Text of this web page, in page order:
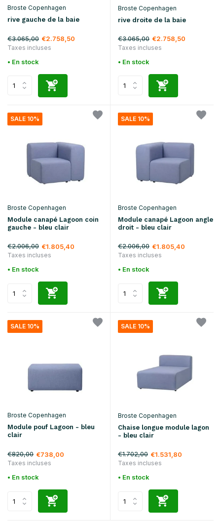
Broste Copenhagen
rive gauche de la baie
€3.065,00 €2.758,50
Taxes incluses
• En stock
Broste Copenhagen
rive droite de la baie
€3.065,00 €2.758,50
Taxes incluses
• En stock
SALE 10%
Broste Copenhagen
Module canapé Lagoon coin
gauche - bleu clair
€2.006,00 €1.805,40
Taxes incluses
• En stock
SALE 10%
Broste Copenhagen
Module canapé Lagoon angle
droit - bleu clair
€2.006,00 €1.805,40
Taxes incluses
• En stock
SALE 10%
Broste Copenhagen
Module pouf Lagoon - bleu
clair
€820,00 €738,00
Taxes incluses
• En stock
SALE 10%
Broste Copenhagen
Chaise longue module lagon
- bleu clair
€1.702,00 €1.531,80
Taxes incluses
• En stock